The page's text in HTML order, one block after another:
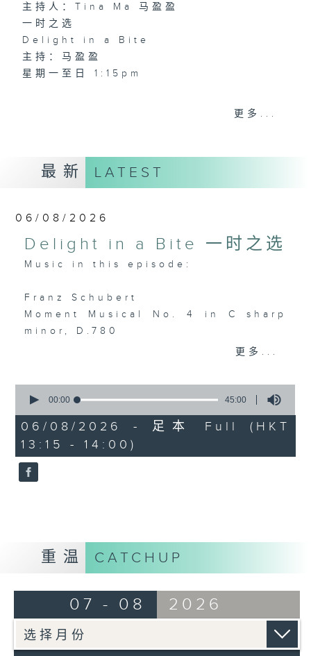
主持人：Tina Ma 马盈盈
一时之选
Delight in a Bite
主持：马盈盈
星期一至日 1:15pm
完成上午的工作，正是舒一口气的时候，有什
歌曲、和李斯特的旅游岁月等，都精致又独
特。串连起来，怎会不动听呢？
钟短篇美乐，尽是一时之选。
更多...
最新 LATEST
06/08/2026
Delight in a Bite 一时之选
Music in this episode:
Franz Schubert
Moment Musical No. 4 in C sharp
minor, D.780
Sonata No. 2 in G major, op. 13
(2nd movement)
Per Øien (flute)
Gein Henning Braaten (piano)
Wilhelm Stenhammar
Hannu Lintu (conductor)
Red Flowers on the Mountain 山丹
Jiao Jin-hai (zheng) 焦金海 (古筝)
更多...
seconds
45
minutes,
0
seconds
00:00 45:00
06/08/2026 - 足本 Full (HKT
13:15 - 14:00)
重温 CATCHUP
07 - 08 2026